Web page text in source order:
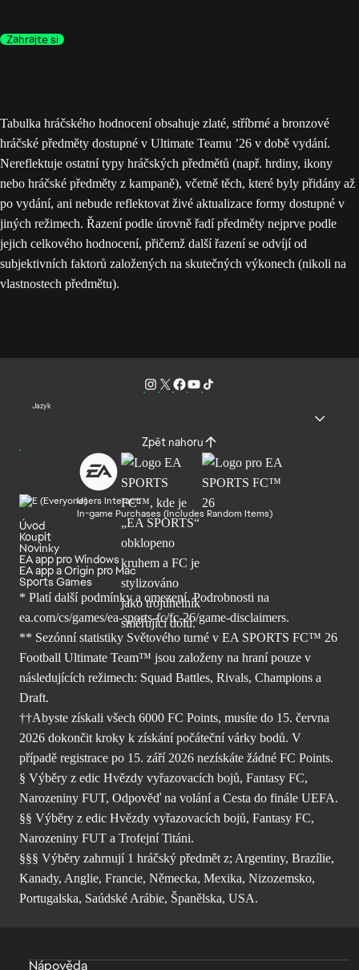
Zahrajte si
Tabulka hráčského hodnocení obsahuje zlaté, stříbrné a bronzové
hráčské předměty dostupné v Ultimate Teamu ’26 v době vydání.
Nereflektuje ostatní typy hráčských předmětů (např. hrdiny, ikony
nebo hráčské předměty z kampaně), včetně těch, které byly přidány až
po vydání, ani nebude reflektovat živé aktualizace formy dostupné v
jiných režimech. Řazení podle úrovně řadí předměty nejprve podle
jejich celkového hodnocení, přičemž další řazení se odvíjí od
subjektivních faktorů založených na skutečných výkonech (nikoli na
vlastnostech předmětu).
Jazyk
Zpět nahoru
Users Interact
In-game Purchases (Includes Random Items)
Úvod
Koupit
Novinky
EA app pro Windows
EA app a Origin pro Mac
Sports Games
* Platí další podmínky a omezení. Podrobnosti na
ea.com/cs/games/ea-sports-fc/fc-26/game-disclaimers.
** Sezónní statistiky Světového turné v EA SPORTS FC™ 26
Football Ultimate Team™ jsou založeny na hraní pouze v
následujících režimech: Squad Battles, Rivals, Champions a
Draft.
††Abyste získali všech 6000 FC Points, musíte do 15. června
2026 dokončit kroky k získání počáteční várky bodů. V
případě registrace po 15. září 2026 nezískáte žádné FC Points.
§ Výběry z edic Hvězdy vyřazovacích bojů, Fantasy FC,
Narozeniny FUT, Odpověď na volání a Cesta do finále UEFA.
§§ Výběry z edic Hvězdy vyřazovacích bojů, Fantasy FC,
Narozeniny FUT a Trofejní Titáni.
§§§ Výběry zahrnují 1 hráčský předmět z; Argentiny, Brazílie,
Kanady, Anglie, Francie, Německa, Mexika, Nizozemsko,
Portugalska, Saúdské Arábie, Španělska, USA.
Nápověda